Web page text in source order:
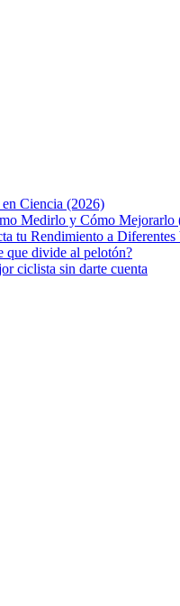
Ciencia (2026)
Medirlo y Cómo Mejorarlo
tu Rendimiento a Diferentes
que divide al pelotón?
ciclista sin darte cuenta